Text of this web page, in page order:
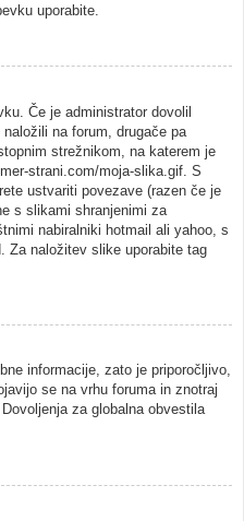
uporabite.
Če je administrator dovolil
na forum, drugače pa
strežnikom, na katerem je
strani.com/moja-slika.gif. S
ustvariti povezave (razen če je
s slikami shranjenimi za
nabiralniki hotmail ali yahoo, s
Za naložitev slike uporabite tag
informacije, zato je priporočljivo,
se na vrhu foruma in znotraj
za globalna obvestila